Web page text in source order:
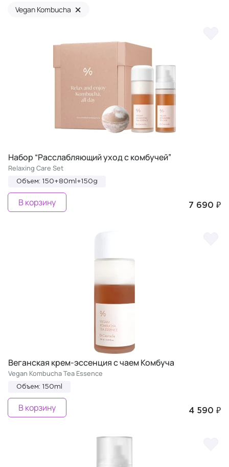
Vegan Kombucha ×
Набор “Расслабляющий уход с комбучей”
Relaxing Care Set
Объем: 150+80ml+150g
7 690 ₽
В корзину
Веганская крем-эссенция с чаем Комбуча
Vegan Kombucha Tea Essence
Объем: 150ml
4 590 ₽
В корзину